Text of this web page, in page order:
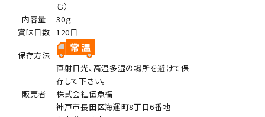
む）
内容量
30ｇ
賞味日数 120日
保存方法
直射日光、高温多湿の場所を避けて保
存して下さい。
販売者
株式会社伍魚福
神戸市長田区海運町8丁目6番地